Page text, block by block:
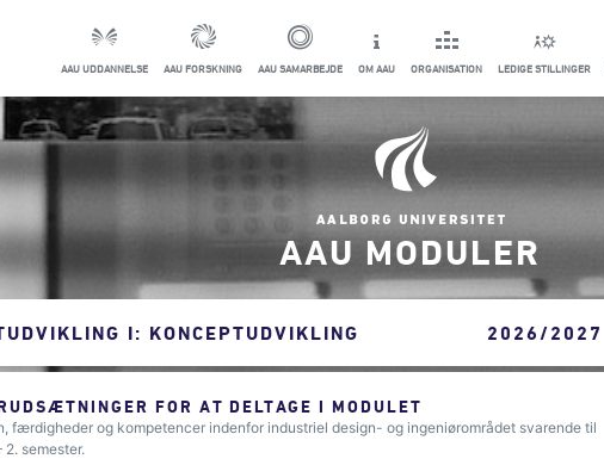
AAU UDDANNELSE AAU FORSKNING AAU SAMARBEJDE OM AAU ORGANISATION LEDIGE STILLINGER
AAU MODULER
I: KONCEPTUDVIKLING 2026/2027
FOR AT DELTAGE I MODULET
færdigheder og kompetencer indenfor industriel design- og ingeniørområdet svarende til
2. semester.